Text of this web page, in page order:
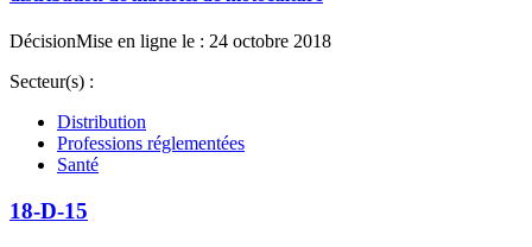
DécisionMise en ligne le : 24 octobre 2018
Secteur(s) :
Distribution
Professions réglementées
Santé
18-D-15